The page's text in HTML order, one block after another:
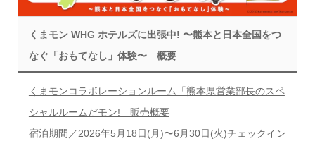
くまモン WHG ホテルズに出張中! 〜熊本と日本全国をつ
なぐ「おもてなし」体験〜 概要
くまモンコラボレーションルーム「熊本県営業部⻑のスペ
シャルルームだモン!」販売概要
宿泊期間／2026年5月18日(月)〜6月30日(火)チェックイン